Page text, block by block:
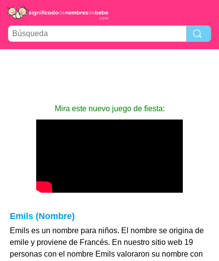
Mira este nuevo juego de fiesta:
Emils (Nombre)
Emils es un nombre para niños. El nombre se origina de
emile y proviene de Francés. En nuestro sitio web 19
personas con el nombre Emils valoraron su nombre con